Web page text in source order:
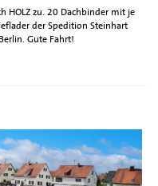
HOLZ zu. 20 Dachbinder mit je
der Spedition Steinhart
Gute Fahrt!